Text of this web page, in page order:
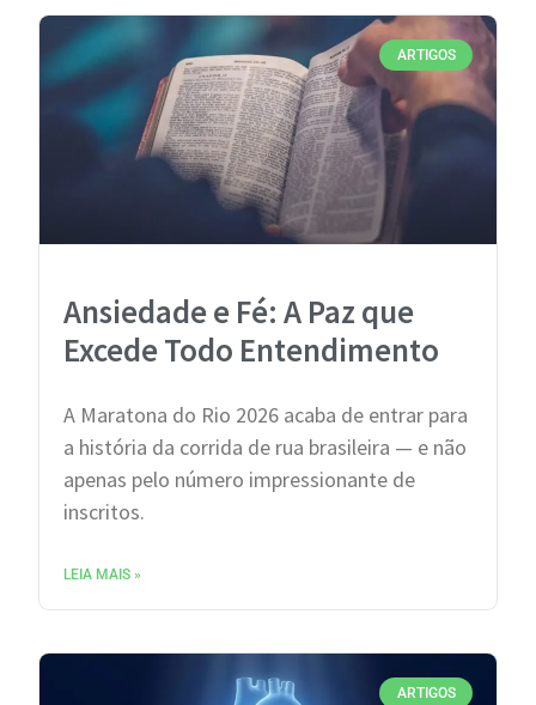
ARTIGOS
Ansiedade e Fé: A Paz que
Excede Todo Entendimento
A Maratona do Rio 2026 acaba de entrar para
a história da corrida de rua brasileira — e não
apenas pelo número impressionante de
inscritos.
LEIA MAIS »
ARTIGOS